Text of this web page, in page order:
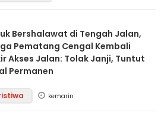
Bershalawat di Tengah Jalan,
Pematang Cengal Kembali
Akses Jalan: Tolak Janji, Tuntut
Permanen
kemarin